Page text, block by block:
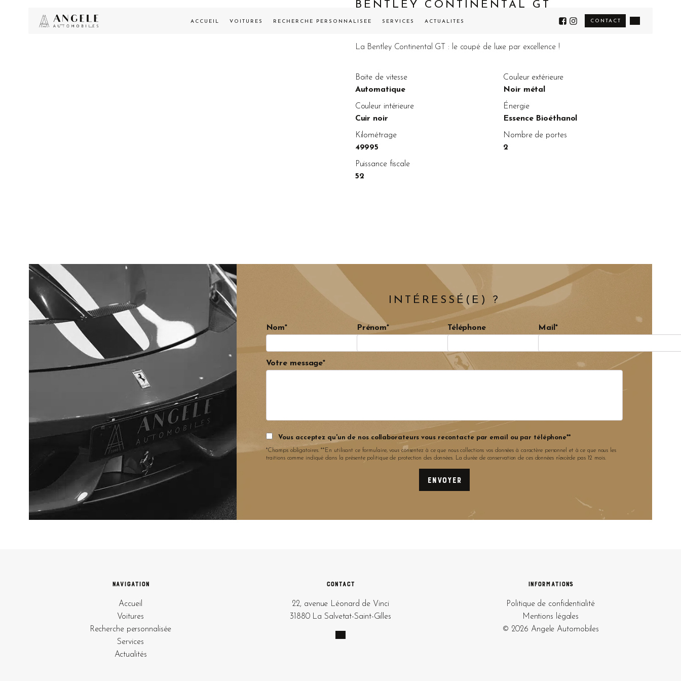
ACCUEIL VOITURES RECHERCHE PERSONNALISÉE SERVICES ACTUALITÉS CONTACT
BENTLEY CONTINENTAL GT
VENDUE
Boite de vitesse
Automatique
Couleur extérieure
Noir métal
Couleur intérieure
Cuir noir
Énergie
Essence Bioéthanol
Kilométrage
49995
Nombre de portes
2
Puissance fiscale
52
La Bentley Continental GT : le coupé de luxe par excellence !
INTÉRESSÉ(E) ?
Nom* Prénom* Téléphone Mail*
Votre message*
Vous acceptez qu'un de nos collaborateurs vous recontacte par email ou par téléphone**
*Champs obligatoires. **En utilisant ce formulaire, vous consentez à ce que nous collections vos données à caractère personnel et à ce que nous les
traitions comme indiqué dans la présente politique de protection des données. La durée de conservation de ces données n'excède pas 12 mois.
Navigation
Accueil
Voitures
Recherche personnalisée
Services
Actualités
Contact
22, avenue Léonard de Vinci
31880 La Salvetat-Saint-Gilles
Informations
Politique de confidentialité
Mentions légales
© 2026 Angele Automobiles